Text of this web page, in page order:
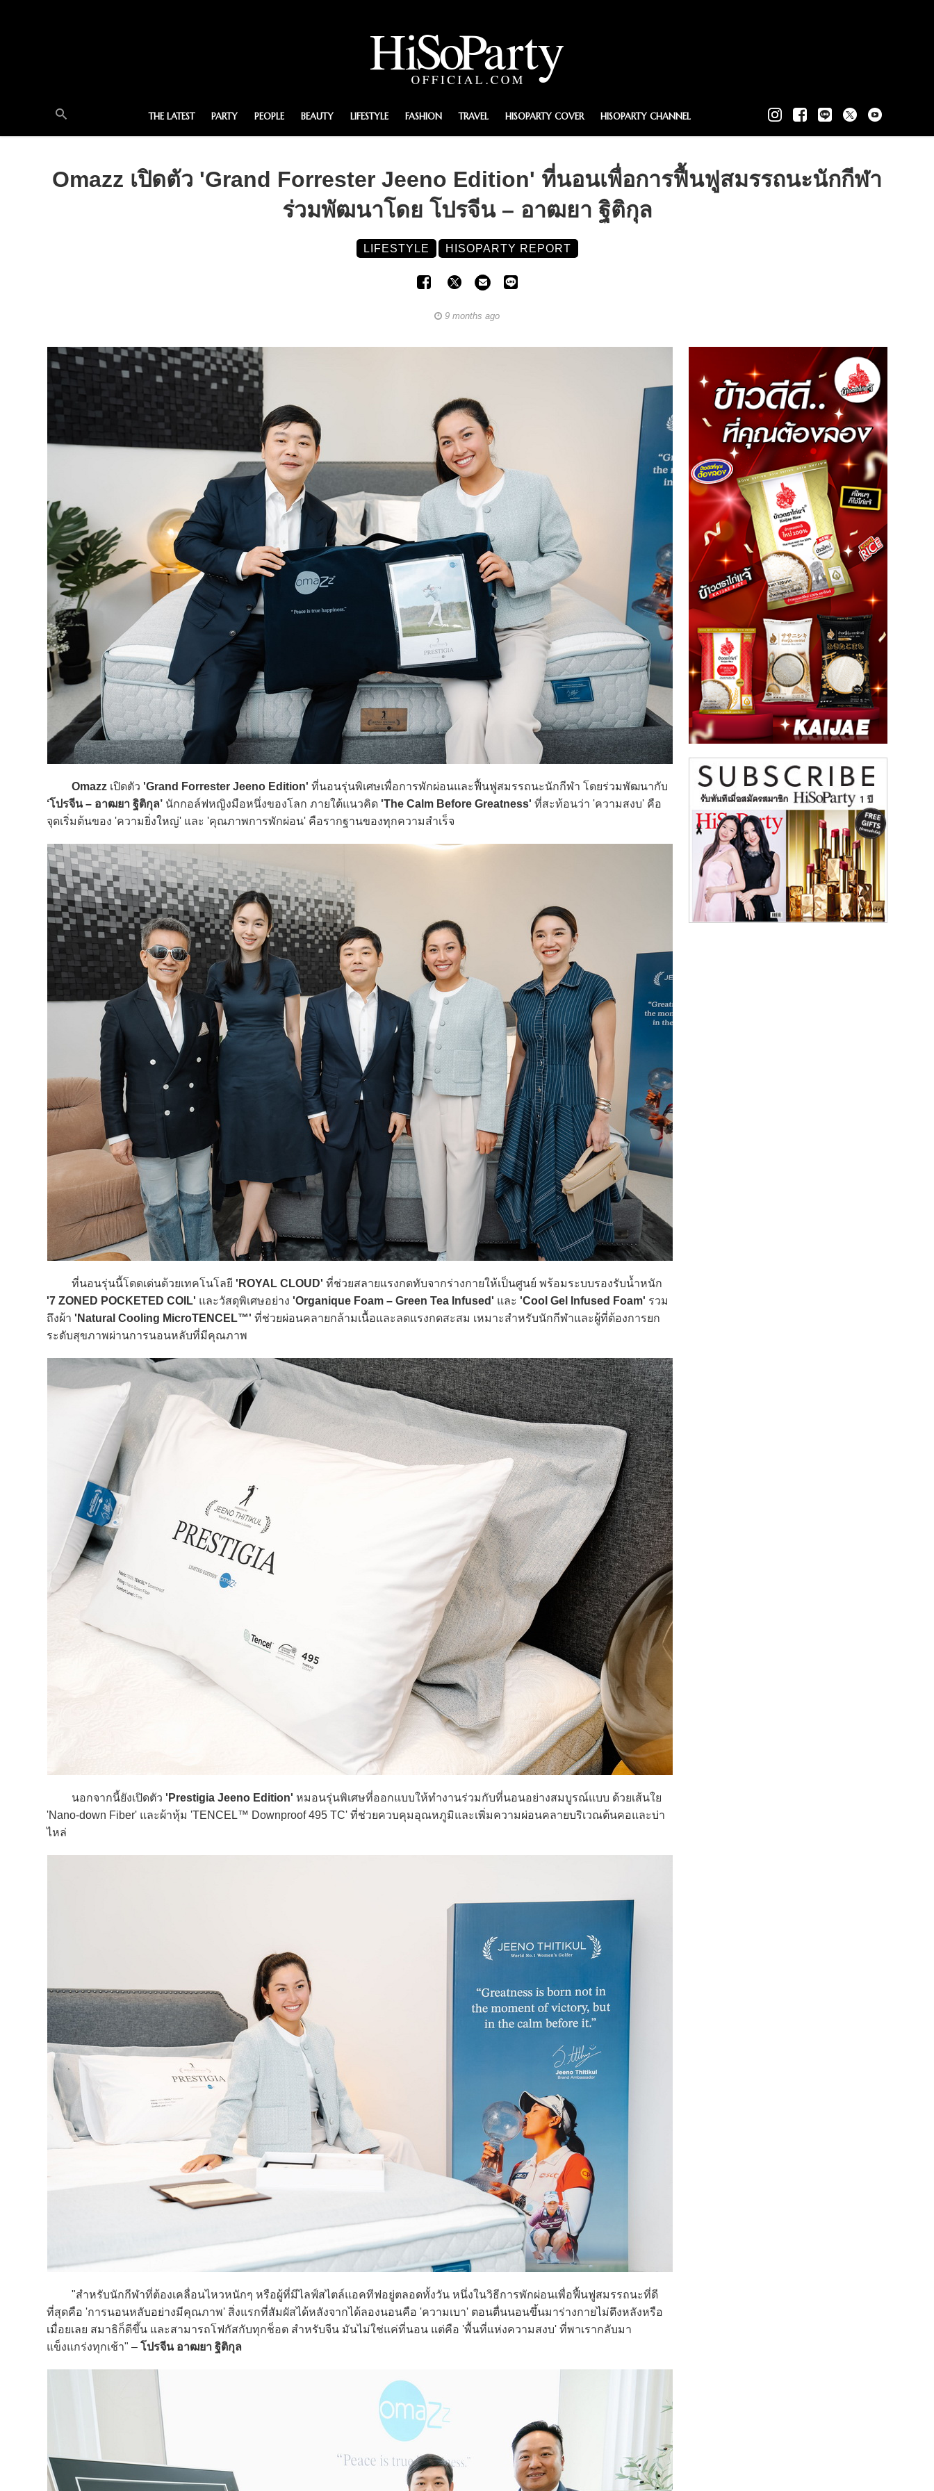
THE LATEST PARTY PEOPLE BEAUTY LIFESTYLE FASHION TRAVEL HISOPARTY COVER HISOPARTY CHANNEL
Omazz เปิดตัว 'Grand Forrester Jeeno Edition' ที่นอนเพื่อการฟื้นฟูสมรรถนะนักกีฬา
ร่วมพัฒนาโดย โปรจีน – อาฒยา ฐิติกุล
LIFESTYLE HISOPARTY REPORT
9 months ago
Omazz เปิดตัว 'Grand Forrester Jeeno Edition' ที่นอนรุ่นพิเศษเพื่อการพักผ่อนและฟื้นฟูสมรรถนะนักกีฬา โดยร่วมพัฒนากับ
‘โปรจีน – อาฒยา ฐิติกุล’ นักกอล์ฟหญิงมือหนึ่งของโลก ภายใต้แนวคิด 'The Calm Before Greatness' ที่สะท้อนว่า 'ความสงบ' คือ
จุดเริ่มต้นของ 'ความยิ่งใหญ่' และ 'คุณภาพการพักผ่อน' คือรากฐานของทุกความสำเร็จ
ที่นอนรุ่นนี้โดดเด่นด้วยเทคโนโลยี 'ROYAL CLOUD' ที่ช่วยสลายแรงกดทับจากร่างกายให้เป็นศูนย์ พร้อมระบบรองรับน้ำหนัก
'7 ZONED POCKETED COIL' และวัสดุพิเศษอย่าง 'Organique Foam – Green Tea Infused' และ 'Cool Gel Infused Foam' รวม
ถึงผ้า 'Natural Cooling MicroTENCEL™' ที่ช่วยผ่อนคลายกล้ามเนื้อและลดแรงกดสะสม เหมาะสำหรับนักกีฬาและผู้ที่ต้องการยก
ระดับสุขภาพผ่านการนอนหลับที่มีคุณภาพ
นอกจากนี้ยังเปิดตัว 'Prestigia Jeeno Edition' หมอนรุ่นพิเศษที่ออกแบบให้ทำงานร่วมกับที่นอนอย่างสมบูรณ์แบบ ด้วยเส้นใย
'Nano-down Fiber' และผ้าหุ้ม 'TENCEL™ Downproof 495 TC' ที่ช่วยควบคุมอุณหภูมิและเพิ่มความผ่อนคลายบริเวณต้นคอและบ่า
ไหล่
"สำหรับนักกีฬาที่ต้องเคลื่อนไหวหนักๆ หรือผู้ที่มีไลฟ์สไตล์แอคทีฟอยู่ตลอดทั้งวัน หนึ่งในวิธีการพักผ่อนเพื่อฟื้นฟูสมรรถนะที่ดี
ที่สุดคือ 'การนอนหลับอย่างมีคุณภาพ' สิ่งแรกที่สัมผัสได้หลังจากได้ลองนอนคือ 'ความเบา' ตอนตื่นนอนขึ้นมาร่างกายไม่ตึงหลังหรือ
เมื่อยเลย สมาธิก็ดีขึ้น และสามารถโฟกัสกับทุกช็อต สำหรับจีน มันไม่ใช่แค่ที่นอน แต่คือ 'พื้นที่แห่งความสงบ' ที่พาเรากลับมา
แข็งแกร่งทุกเช้า" – โปรจีน อาฒยา ฐิติกุล